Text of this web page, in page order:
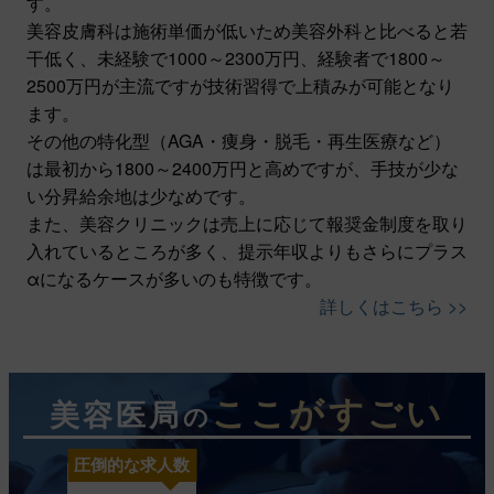
美容皮膚科は施術単価が低いため美容外科と比べると若
干低く、未経験で1000～2300万円、経験者で1800～
2500万円が主流ですが技術習得で上積みが可能となり
ます。
その他の特化型（AGA・痩身・脱毛・再生医療など）
は最初から1800～2400万円と高めですが、手技が少な
い分昇給余地は少なめです。
また、美容クリニックは売上に応じて報奨金制度を取り
入れているところが多く、提示年収よりもさらにプラス
αになるケースが多いのも特徴です。
詳しくはこちら >>
美容医局の ここがすごい
圧倒的な求人数